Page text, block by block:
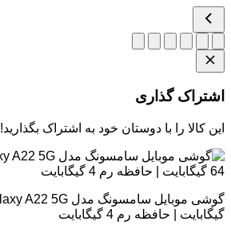
اشتراک گذاری
این کالا را با دوستان خود به اشتراک بگذارید!
گیگابایت | حافظه رم 4 گیگابایت